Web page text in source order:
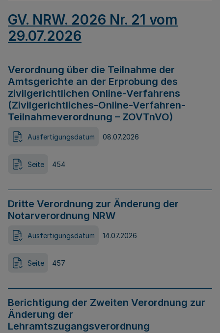
GV. NRW. 2026 Nr. 21 vom
29.07.2026
Verordnung über die Teilnahme der
Amtsgerichte an der Erprobung des
zivilgerichtlichen Online-Verfahrens
(Zivilgerichtliches-Online-Verfahren-
Teilnahmeverordnung – ZOVTnVO)
Ausfertigungsdatum 08.07.2026
Seite 454
Dritte Verordnung zur Änderung der
Notarverordnung NRW
Ausfertigungsdatum 14.07.2026
Seite 457
Berichtigung der Zweiten Verordnung zur
Änderung der
Lehramtszugangsverordnung